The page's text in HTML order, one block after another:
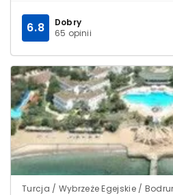
Dobry
65 opinii
6.8
Turcja / Wybrzeże Egejskie /